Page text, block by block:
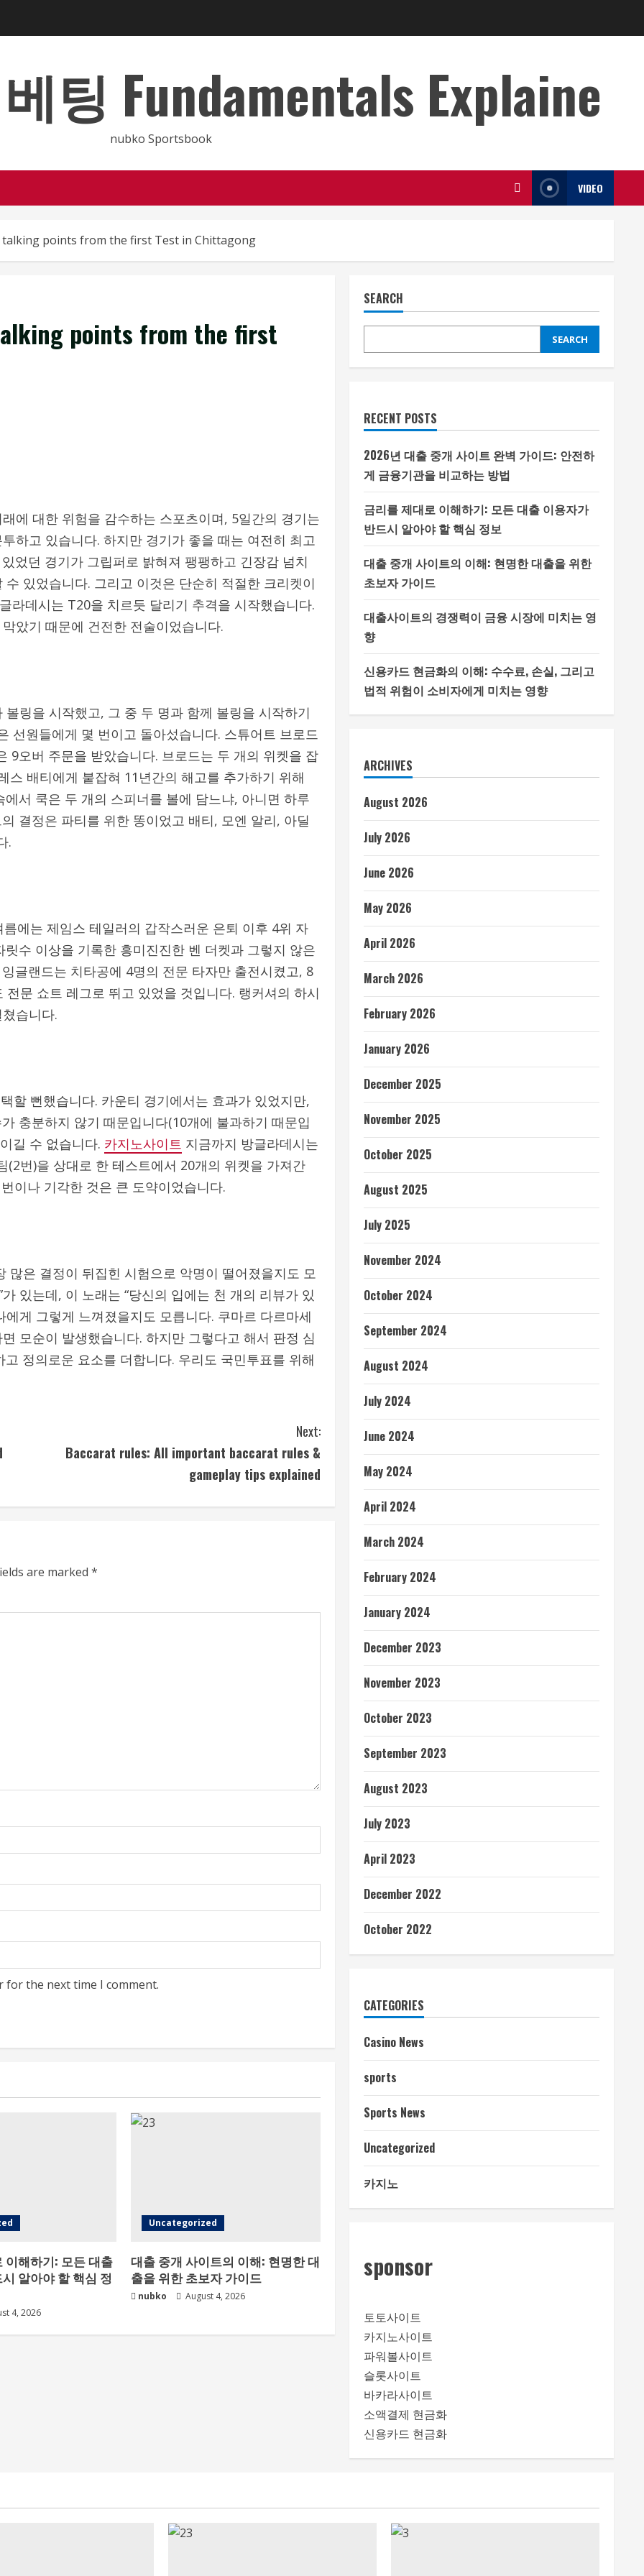
팅 Fundamentals Explaine
nubko Sportsbook
VIDEO
talking points from the first Test in Chittagong
points from the first
에 대한 위험을 감수하는 스포츠이며, 5일간의 경기는
하고 있습니다. 하지만 경기가 좋을 때는 여전히 최고
었던 경기가 그립퍼로 밝혀져 팽팽하고 긴장감 넘치
있었습니다. 그리고 이것은 단순히 적절한 크리켓이
라데시는 T20을 치르듯 달리기 추격을 시작했습니다.
았기 때문에 건전한 전술이었습니다.
링을 시작했고, 그 중 두 명과 함께 볼링을 시작하기
선원들에게 몇 번이고 돌아섰습니다. 스튜어트 브로드
9오버 주문을 받았습니다. 브로드는 두 개의 위켓을 잡
배티에게 붙잡혀 11년간의 해고를 추가하기 위해
서 쿡은 두 개의 스피너를 볼에 담느냐, 아니면 하루
결정은 파티를 위한 똥이었고 배티, 모엔 알리, 아딜
.
에는 제임스 테일러의 갑작스러운 은퇴 이후 4위 자
수 이상을 기록한 흥미진진한 벤 더켓과 그렇지 않은
글랜드는 치타공에 4명의 전문 타자만 출전시켰고, 8
문 쇼트 레그로 뛰고 있었을 것입니다. 랭커셔의 하시
습니다.
할 뻔했습니다. 카운티 경기에서는 효과가 있었지만,
충분하지 않기 때문입니다(10개에 불과하기 때문입
길 수 없습니다. 카지노사이트 지금까지 방글라데시는
번)을 상대로 한 테스트에서 20개의 위켓을 가져간
이나 기각한 것은 큰 도약이었습니다.
많은 결정이 뒤집힌 시험으로 악명이 떨어졌을지도 모
있는데, 이 노래는 “당신의 입에는 천 개의 리뷰가 있
게 그렇게 느껴졌을지도 모릅니다. 쿠마르 다르마세
모순이 발생했습니다. 하지만 그렇다고 해서 판정 심
정의로운 요소를 더합니다. 우리도 국민투표를 위해
Next:
Baccarat rules: All important baccarat rules &
gameplay tips explained
are marked *
for the next time I comment.
이해하기: 모든 대출
알아야 할 핵심 정
4, 2026
Uncategorized
대출 중개 사이트의 이해: 현명한 대
출을 위한 초보자 가이드
nubko August 4, 2026
SEARCH
SEARCH
RECENT POSTS
2026년 대출 중개 사이트 완벽 가이드: 안전하
게 금융기관을 비교하는 방법
금리를 제대로 이해하기: 모든 대출 이용자가
반드시 알아야 할 핵심 정보
대출 중개 사이트의 이해: 현명한 대출을 위한
초보자 가이드
대출사이트의 경쟁력이 금융 시장에 미치는 영
향
신용카드 현금화의 이해: 수수료, 손실, 그리고
법적 위험이 소비자에게 미치는 영향
ARCHIVES
August 2026
July 2026
June 2026
May 2026
April 2026
March 2026
February 2026
January 2026
December 2025
November 2025
October 2025
August 2025
July 2025
November 2024
October 2024
September 2024
August 2024
July 2024
June 2024
May 2024
April 2024
March 2024
February 2024
January 2024
December 2023
November 2023
October 2023
September 2023
August 2023
July 2023
April 2023
December 2022
October 2022
CATEGORIES
Casino News
sports
Sports News
Uncategorized
카지노
sponsor
토토사이트
카지노사이트
파워볼사이트
슬롯사이트
바카라사이트
소액결제 현금화
신용카드 현금화